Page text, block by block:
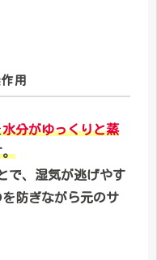
用
水分がゆっくりと蒸
。
で、湿気が逃げやす
防ぎながら元のサ